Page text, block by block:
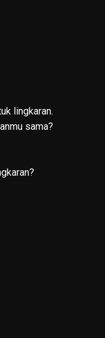
lingkaran.
sama?